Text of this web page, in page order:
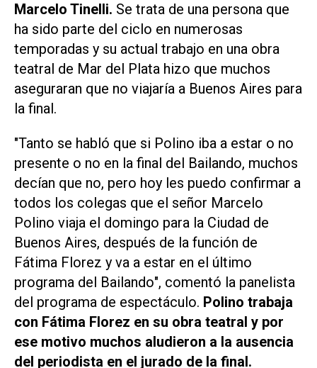
Marcelo Tinelli. Se trata de una persona que
ha sido parte del ciclo en numerosas
temporadas y su actual trabajo en una obra
teatral de Mar del Plata hizo que muchos
aseguraran que no viajaría a Buenos Aires para
la final.
"Tanto se habló que si Polino iba a estar o no
presente o no en la final del Bailando, muchos
decían que no, pero hoy les puedo confirmar a
todos los colegas que el señor Marcelo
Polino viaja el domingo para la Ciudad de
Buenos Aires, después de la función de
Fátima Florez y va a estar en el último
programa del Bailando", comentó la panelista
del programa de espectáculo. Polino trabaja
con Fátima Florez en su obra teatral y por
ese motivo muchos aludieron a la ausencia
del periodista en el jurado de la final.